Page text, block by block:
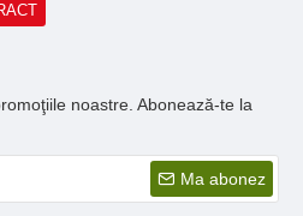
noastre. Abonează-te la
Ma abonez